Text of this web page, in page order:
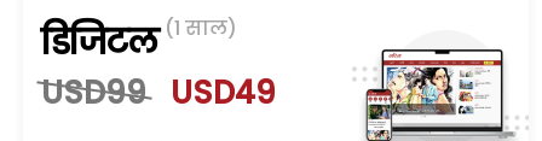
डिजिटल (1 साल)
USD99 USD49